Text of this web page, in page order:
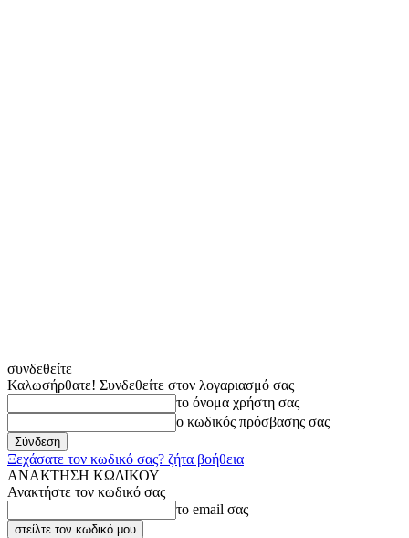
συνδεθείτε
Καλωσήρθατε! Συνδεθείτε στον λογαριασμό σας
το όνομα χρήστη σας
ο κωδικός πρόσβασης σας
Ξεχάσατε τον κωδικό σας? ζήτα βοήθεια
ΑΝΑΚΤΗΣΗ ΚΩΔΙΚΟΥ
Ανακτήστε τον κωδικό σας
το email σας